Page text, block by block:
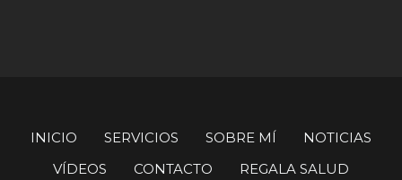
INICIO SERVICIOS SOBRE MÍ
NOTICIAS
VÍDEOS
CONTACTO REGALA SALUD